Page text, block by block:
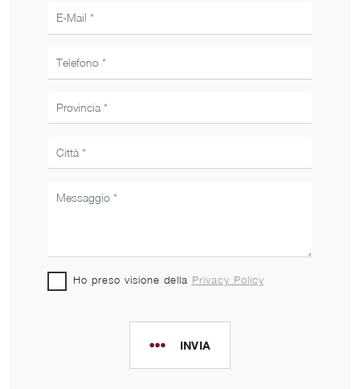
Ho preso visione della Privacy Policy
INVIA